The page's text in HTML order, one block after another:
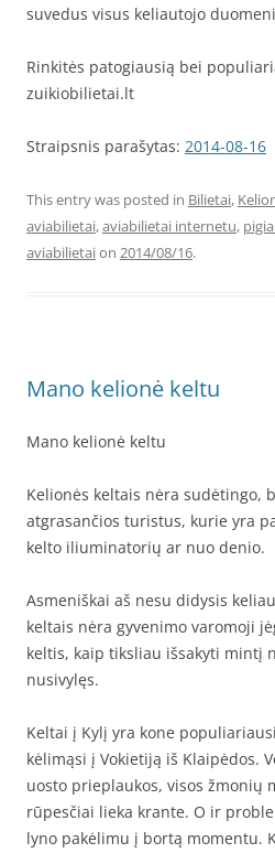
suvedus visus keliautojo
Rinkitės patogiausią bei
zuikiobilietai.lt
Straipsnis parašytas: 2014-08-16
This entry was posted in Bilietai,
aviabilietai,aviabilietai internetu,
aviabilietaion 2014/08/16.
Mano kelionė keltu
Mano kelionė keltu
Kelionės keltais nėra sudėtingo,
atgrasančios turistus, kurie yra
kelto iliuminatorių ar nuo denio.
Asmeniškai aš nesu didysis
keltais nėra gyvenimo varomoji
keltis, kaip tiksliau išsakyti mintį
nusivylęs.
Keltai į Kylį yra kone
kėlimąsi į Vokietiją iš Klaipėdos.
uosto prieplaukos, visos žmonių
rūpesčiai lieka krante. O ir
lyno pakėlimu į bortą momentu.